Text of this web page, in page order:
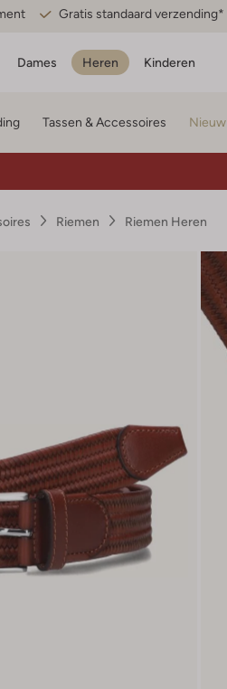
Gratis standaard verzending*
Dames Heren Kinderen
Tassen & Accessoires Nieuw
Riemen Riemen Heren